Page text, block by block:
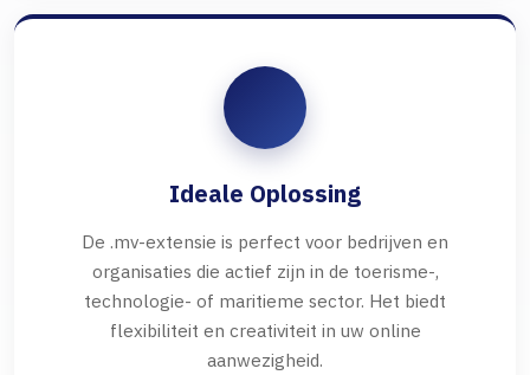
Ideale Oplossing
De .mv-extensie is perfect voor bedrijven en
organisaties die actief zijn in de toerisme-,
technologie- of maritieme sector. Het biedt
flexibiliteit en creativiteit in uw online
aanwezigheid.